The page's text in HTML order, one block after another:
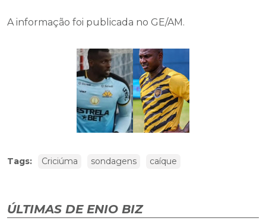
A informação foi publicada no GE/AM.
Tags: Criciúma sondagens caíque
ÚLTIMAS DE ENIO BIZ